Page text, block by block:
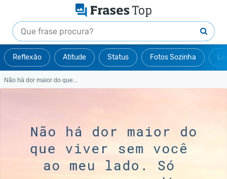
Reflexão Atitude Status Fotos Sozinha
Não há dor maior do que...